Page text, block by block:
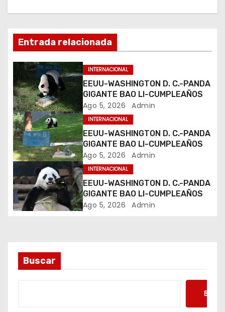
i
ó
n
d
e
e
n
t
Entrada relacionada
INTERNACIONAL
EEUU-WASHINGTON D. C.-PANDA
GIGANTE BAO LI-CUMPLEAÑOS
Ago 5, 2026 Admin
INTERNACIONAL
EEUU-WASHINGTON D. C.-PANDA
GIGANTE BAO LI-CUMPLEAÑOS
Ago 5, 2026 Admin
INTERNACIONAL
EEUU-WASHINGTON D. C.-PANDA
GIGANTE BAO LI-CUMPLEAÑOS
Ago 5, 2026 Admin
Buscar